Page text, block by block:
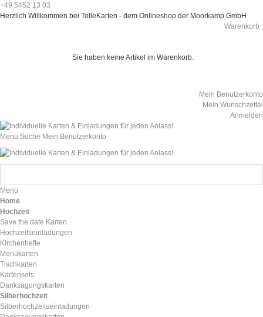
+49 5452 13 03
Herzlich Willkommen bei TolleKarten - dem Onlineshop der Moorkamp GmbH
Warenkorb
Sie haben keine Artikel im Warenkorb.
Mein Benutzerkonto
Mein Wunschzettel
Anmelden
Menü Suche Mein Benutzerkonto
Menü
Home
Hochzeit
Save the date Karten
Hochzeitseinladungen
Kirchenhefte
Menükarten
Tischkarten
Kartensets
Danksagungskarten
Silberhochzeit
Silberhochzeitseinladungen